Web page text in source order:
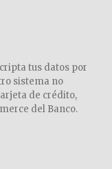
tus datos por
sistema no
de crédito,
del Banco.